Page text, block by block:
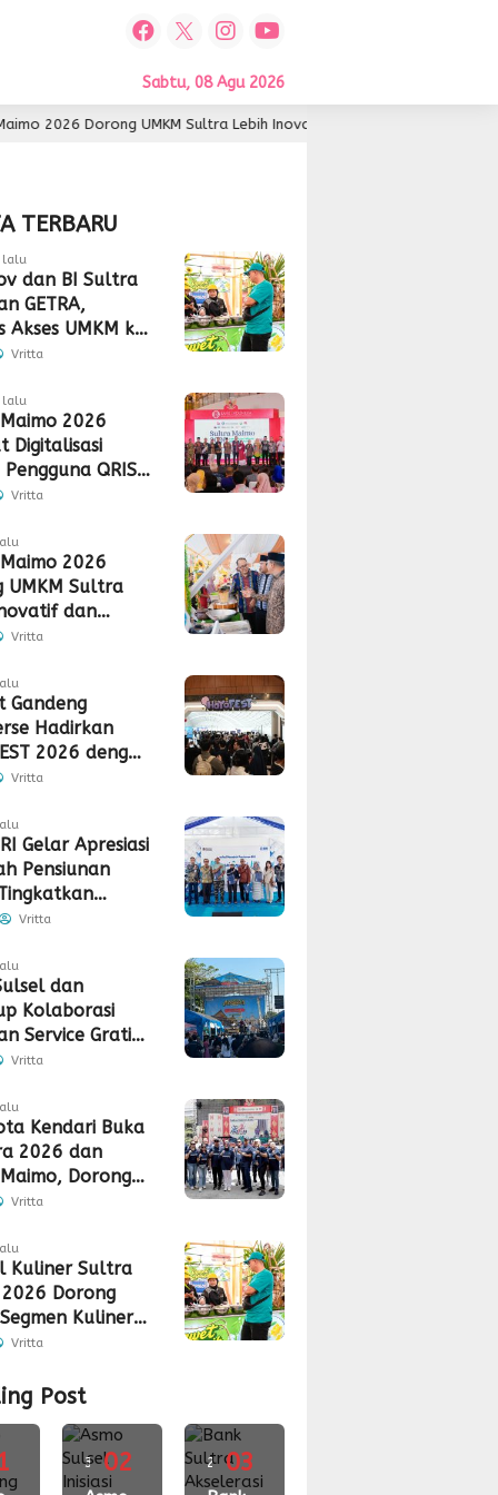
Sabtu, 08 Agu 2026
UMKM Sultra Lebih Inovatif dan Berdaya Saing
TERBARU
lalu
dan BI Sultra
GETRA,
Akses UMKM ke
Vritta
lalu
2026
Digitalisasi
Pengguna QRIS
350 Ribu
Vritta
2026
UMKM Sultra
dan
Saing
Vritta
Gandeng
Hadirkan
2026 dengan
5G
Vritta
Gelar Apresiasi
Pensiunan
dan
Vritta
dan
Kolaborasi
Service Gratis,
hingga
Vritta
Kendari Buka
2026 dan
Dorong
Vritta
Kuliner Sultra
Dorong
Kuliner
Pasar
Vritta
Post
02
3
03
2